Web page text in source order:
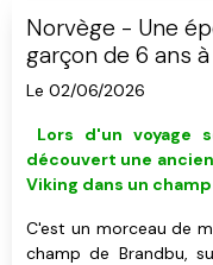
à l'Université de
Norvège - Une épée viking découverte par un
garçon de 6 ans
Le 02/06/2026
Lors d'un voyage
découvert une
Viking dans un
C'est un morceau de
champ de Brandbu,